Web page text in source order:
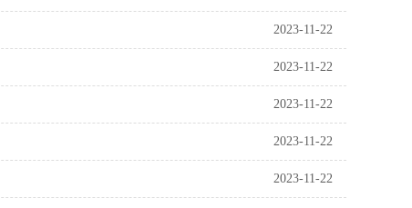
2023-11-22
2023-11-22
2023-11-22
2023-11-22
2023-11-22